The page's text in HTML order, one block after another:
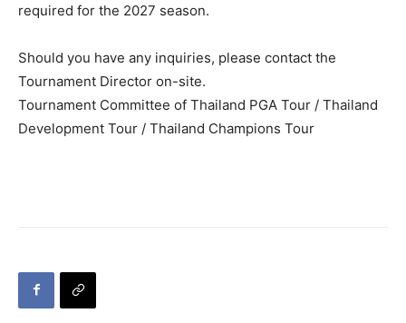
required for the 2027 season.
Should you have any inquiries, please contact the
Tournament Director on-site.
Tournament Committee of Thailand PGA Tour / Thailand
Development Tour / Thailand Champions Tour